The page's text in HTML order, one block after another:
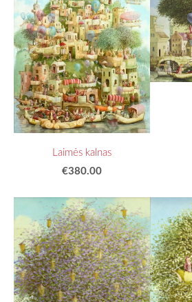
Laimės kalnas
€380.00